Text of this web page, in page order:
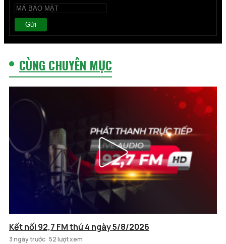
Gửi
CÙNG CHUYÊN MỤC
Kết nối 92,7 FM thứ 4 ngày 5/8/2026
3 ngày trước 52 lượt xem